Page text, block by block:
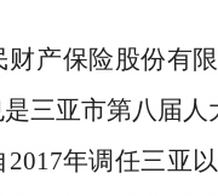
财产保险股份有
三亚市第八届人
2017年调任三亚